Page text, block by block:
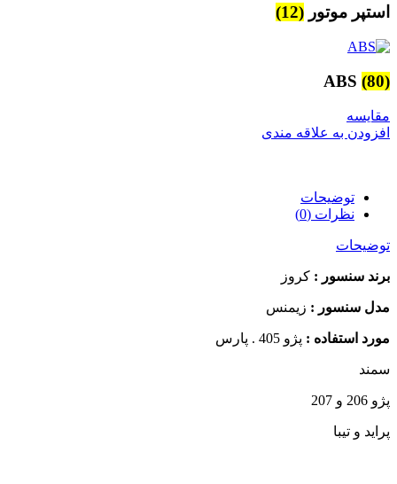
استپر موتور (12)
ABS (80)
مقایسه
افزودن به علاقه مندی
توضیحات
نظرات (0)
توضیحات
برند سنسور : کروز
مدل سنسور : زیمنس
مورد استفاده : پژو 405 . پارس
سمند
پژو 206 و 207
پراید و تیبا